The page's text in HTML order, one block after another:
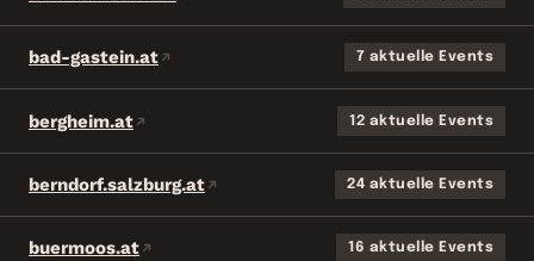
bad-gastein.at 7 aktuelle Events
bergheim.at 12 aktuelle Events
berndorf.salzburg.at 24 aktuelle Events
buermoos.at 16 aktuelle Events